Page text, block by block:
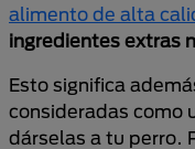
alimento de alta
ingredientes extras
Esto significa
consideradas como
dárselas a tu perro.